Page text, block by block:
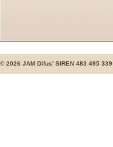
©2026 JAM Difus' SIREN 483 495 339